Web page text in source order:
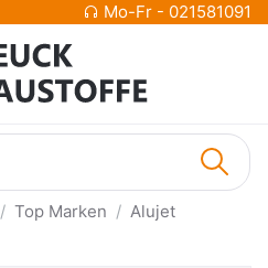
Mo-Fr - 021581091
Top Marken
Alujet